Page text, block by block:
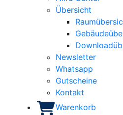
Übersicht
Newsletter
Whatsapp
Gutscheine
Kontakt
Warenkorb